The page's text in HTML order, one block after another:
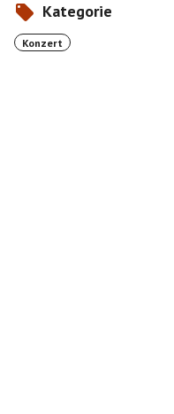
Kategorie
Konzert